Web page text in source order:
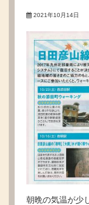
2021年10月14日
朝晩の気温が少